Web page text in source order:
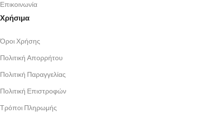
Επικοινωνία
Χρήσιμα
Όροι Χρήσης
Πολιτική Απορρήτου
Πολιτική Παραγγελίας
Πολιτική Επιστροφών
Τρόποι Πληρωμής